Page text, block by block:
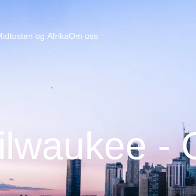
og AfrikaOm oss
-